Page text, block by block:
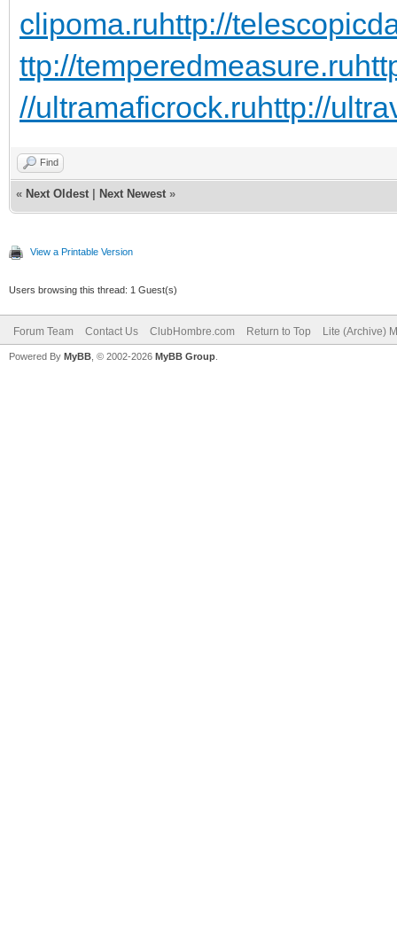
clipoma.ruhttp://
ttp://temperedmeasure.ru
//ultramaficrock.ruhttp://
Find
« Next Oldest Next Newest »
View a Printable Version
Users browsing this thread: 1 Guest(s)
Forum Team Contact Us ClubHombre.com Return to Top Lite (Archive)
Powered By MyBB , © 2002-2026 MyBB Group